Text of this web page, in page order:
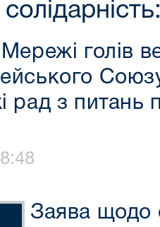
голів
рад з питань
Заява щодо